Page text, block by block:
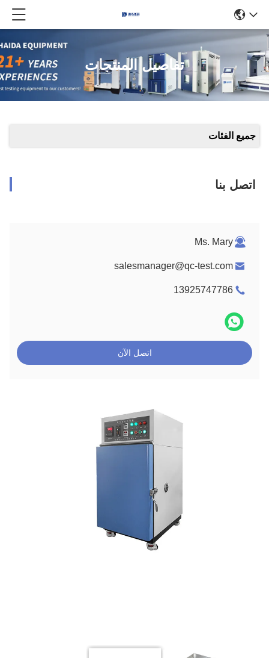
تفاصيل المنتجات
جميع الفئات
اتصل بنا
Ms. Mary
salesmanager@qc-test.com
13925747786
اتصل الآن